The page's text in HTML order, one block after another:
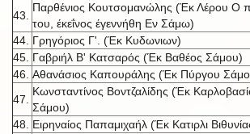
43.
Παρθένιος Κουτσομανώλης (Έκ Λέρου Ο
του, έκεΐνος έγεννήθη Εν Σάμω)
44. Γρηγόριος Γ'. (Έκ Κυδωνιων)
45. Γαβριήλ Β' Κατσαρός (Έκ Βαθέος Σάμου)
46. Αθανάσιος Καπουράλης (Έκ Πύργου
47.
Κωνσταντίνος Βοντζαλίδης (Έκ
Σάμου)
48.
Ειρηναίος Παπαμιχαήλ (Έκ Κατιρλι